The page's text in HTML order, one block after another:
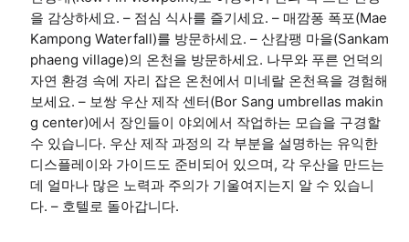
을 감상하세요. – 점심 식사를 즐기세요. – 매깜퐁 폭포(Mae
Kampong Waterfall)를 방문하세요. – 산캄팽 마을(Sankam
phaeng village)의 온천을 방문하세요. 나무와 푸른 언덕의
자연 환경 속에 자리 잡은 온천에서 미네랄 온천욕을 경험해
보세요. – 보쌍 우산 제작 센터(Bor Sang umbrellas makin
g center)에서 장인들이 야외에서 작업하는 모습을 구경할
수 있습니다. 우산 제작 과정의 각 부분을 설명하는 유익한
디스플레이와 가이드도 준비되어 있으며, 각 우산을 만드는
데 얼마나 많은 노력과 주의가 기울여지는지 알 수 있습니
다. – 호텔로 돌아갑니다.